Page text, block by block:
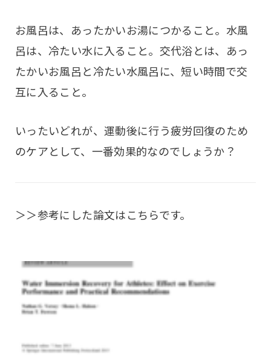
お風呂は、あったかいお湯につかること。水風
呂は、冷たい水に入ること。交代浴とは、あっ
たかいお風呂と冷たい水風呂に、短い時間で交
互に入ること。
いったいどれが、運動後に行う疲労回復のため
のケアとして、一番効果的なのでしょうか？
＞＞参考にした論文はこちらです。